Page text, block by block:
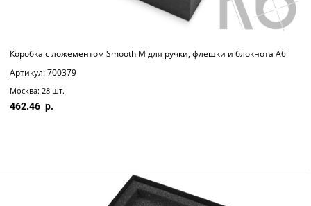
Коробка с ложементом Smooth M для ручки, флешки и блокнота А6
Артикул: 700379
Москва: 28 шт.
462.46